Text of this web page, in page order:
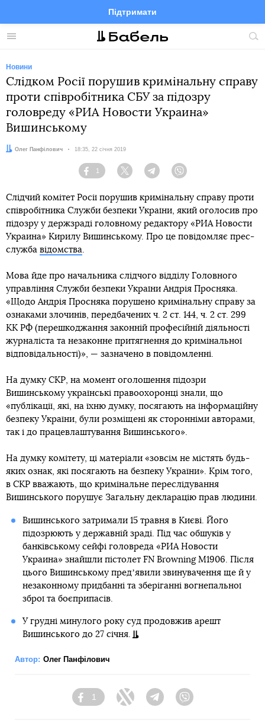
Меню
Підтримати
FacebookTelegramTwitter
Новини
Слідком Росії порушив кримінальну справу
проти співробітника СБУ за підозру
головреду «РИА Новости Украина»
Вишинському
Автор:
Олег Панфілович Дата:
18:35, 22 січня 2019
Facebook
1
Twitter TelegramViber
Слідчий комітет Росії порушив кримінальну справу проти
співробітника Служби безпеки України, який оголосив про
підозру у держзраді головному редактору «РИА Новости
Украина» Кирилу Вишинському. Про це повідомляє прес-
служба відомства.
Мова йде про начальника слідчого відділу Головного
управління Служби безпеки України Андрія Просняка.
«Щодо Андрія Просняка порушено кримінальну справу за
ознаками злочинів, передбачених ч. 2 ст. 144, ч. 2 ст. 299
КК РФ (перешкоджання законній професійній діяльності
журналіста та незаконне притягнення до кримінальної
відповідальності)», — зазначено в повідомленні.
На думку СКР, на момент оголошення підозри
Вишинському українські правоохоронці знали, що
«публікації, які, на їхню думку, посягають на інформаційну
безпеку України, були розміщені як сторонніми авторами,
так і до працевлаштування Вишинського».
На думку комітету, ці матеріали «зовсім не містять будь-
яких ознак, які посягають на безпеку України». Крім того,
в СКР вважають, що кримінальне переслідування
Вишинського порушує Загальну декларацію прав людини.
Вишинського затримали 15 травня в Києві. Його
підозрюють у державній зраді. Під час обшуків у
банківському сейфі головреда «РИА Новости
Украина» знайшли пістолет FN Browning M1906. Після
цього Вишинському предʼявили звинувачення ще й у
незаконному придбанні та зберіганні вогнепальної
зброї та боєприпасів.
У грудні минулого року суд продовжив арешт
Вишинського до 27 січня.
Автор: Олег Панфілович
Facebook
1
Twitter TelegramViber